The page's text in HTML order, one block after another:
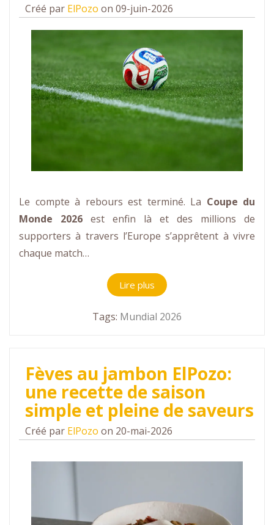
Créé par ElPozo on 09-juin-2026
Le compte à rebours est terminé. La Coupe du
Monde 2026 est enfin là et des millions de
supporters à travers l’Europe s’apprêtent à vivre
chaque match…
Lire plus
Tags: Mundial 2026
Fèves au jambon ElPozo:
une recette de saison
simple et pleine de saveurs
Créé par ElPozo on 20-mai-2026